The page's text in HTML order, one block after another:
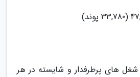
های پرطرفدار و شایسته در هر